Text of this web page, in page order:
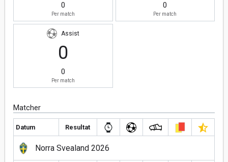
0
Per match
0
Per match
Assist
0
0
Per match
Matcher
Datum Resultat
Norra Svealand 2026